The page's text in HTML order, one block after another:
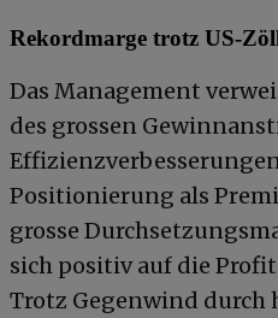
Rekordmarge trotz US-
Das Management
des grossen
Positionierung als
grosse
sich positiv auf die
Trotz Gegenwind durch